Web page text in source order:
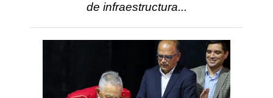
de infraestructura...